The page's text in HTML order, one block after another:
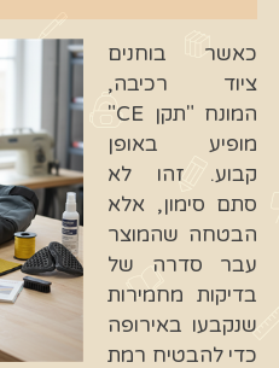
כאשר בוחנים
ציוד רכיבה,
המונח "תקן CE"
מופיע באופן
קבוע. זהו לא
סתם סימון, אלא
הבטחה שהמוצר
עבר סדרה של
בדיקות מחמירות
שנקבעו באירופה
כדי להבטיח רמת